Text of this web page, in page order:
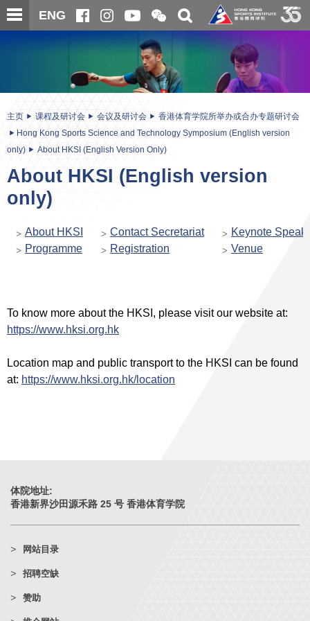
跳
至
ENG
开
合
信
二
维
码
关
搜
主页 课程及研讨会 会议及研讨会
香港体育学院所举办或合办专题研讨会
Hong Kong Sports Science and Technology Symposium (English version
only)
About HKSI (English Version Only)
About HKSI (English version
only)
About HKSI Contact Secretariat
Keynote
Programme
Registration Venue
To know more about the HKSI, please visit our website at:
https://www.hksi.org.hk
Location map and public transport to the HKSI can be found
at: https://www.hksi.org.hk/location
体院地址:
香港新界沙田源禾路 25 号 香港体育学院
网站目录
招聘空缺
赞助